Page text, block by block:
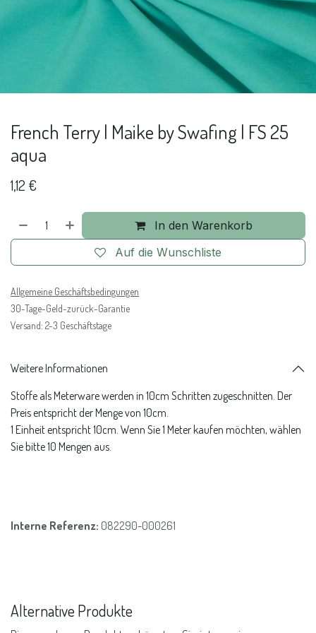
French Terry | Maike by Swafing | FS 25
aqua
1,12 €
In den Warenkorb
Auf die Wunschliste
Allgemeine Geschäftsbedingungen
30-Tage-Geld-zurück-Garantie
Versand: 2-3 Geschäftstage
Weitere Informationen
Stoffe als Meterware werden in 10cm Schritten zugeschnitten. Der
Preis entspricht der Menge von 10cm.
1 Einheit entspricht 10cm. Wenn Sie 1 Meter kaufen möchten, wählen
Sie bitte 10 Mengen aus.
Interne Referenz: 082290-000261
Alternative Produkte